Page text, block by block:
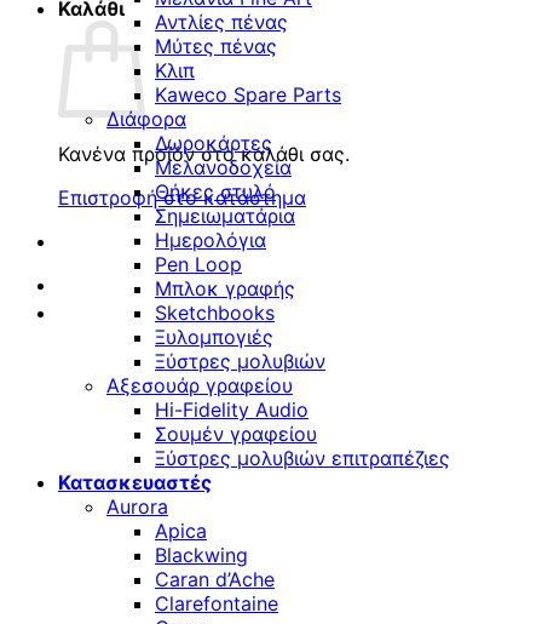
Καλάθι
Κανένα προϊόν στο καλάθι σας.
Επιστροφή στο κατάστημα
Αντλίες πένας
Μύτες πένας
Κλιπ
Kaweco Spare Parts
Διάφορα
Δωροκάρτες
Μελανοδοχεία
Θήκες στυλό
Σημειωματάρια
Ημερολόγια
Pen Loop
Μπλοκ γραφής
Sketchbooks
Ξυλομπογιές
Ξύστρες μολυβιών
Αξεσουάρ γραφείου
Hi-Fidelity Audio
Σουμέν γραφείου
Ξύστρες μολυβιών επιτραπέζιες
Κατασκευαστές
Aurora
Apica
Blackwing
Caran d’Ache
Clarefontaine